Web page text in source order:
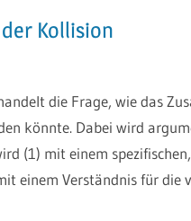
Kollision
die Frage, wie das
könnte. Dabei wird
(1) mit einem
einem Verständnis für die